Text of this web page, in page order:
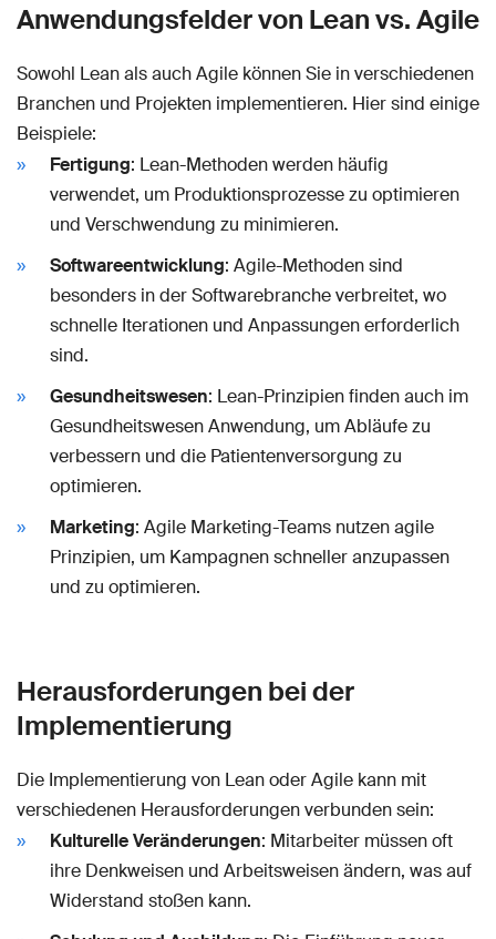
Anwendungsfelder von Lean vs. Agile
Sowohl Lean als auch Agile können Sie in verschiedenen
Branchen und Projekten implementieren. Hier sind einige
Beispiele:
Fertigung: Lean-Methoden werden häufig
verwendet, um Produktionsprozesse zu optimieren
und Verschwendung zu minimieren.
Softwareentwicklung: Agile-Methoden sind
besonders in der Softwarebranche verbreitet, wo
schnelle Iterationen und Anpassungen erforderlich
sind.
Gesundheitswesen: Lean-Prinzipien finden auch im
Gesundheitswesen Anwendung, um Abläufe zu
verbessern und die Patientenversorgung zu
optimieren.
Marketing: Agile Marketing-Teams nutzen agile
Prinzipien, um Kampagnen schneller anzupassen
und zu optimieren.
Herausforderungen bei der
Implementierung
Die Implementierung von Lean oder Agile kann mit
verschiedenen Herausforderungen verbunden sein:
Kulturelle Veränderungen: Mitarbeiter müssen oft
ihre Denkweisen und Arbeitsweisen ändern, was auf
Widerstand stoßen kann.